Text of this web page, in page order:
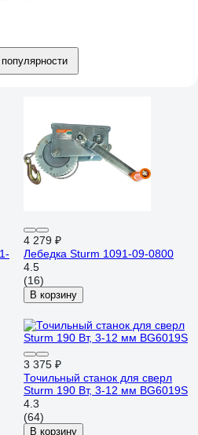
4 279 ₽
Лебедка Sturm 1091-09-0800
4.5
(16)
В корзину
3 375 ₽
Точильный станок для сверл
Sturm 190 Вт, 3-12 мм BG6019S
4.3
(64)
В корзину